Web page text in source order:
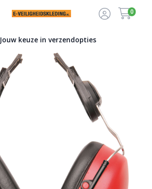
0
Jouw keuze in verzendopties